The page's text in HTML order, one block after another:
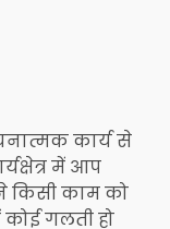
कार्य से
में आप
किसी काम को
गलती हो